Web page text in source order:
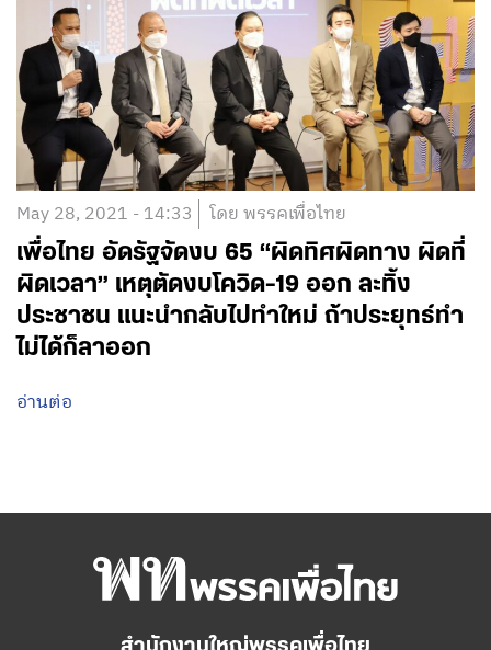
May 28, 2021 - 14:33 โดย พรรคเพื่อไทย
เพื่อไทย อัดรัฐจัดงบ 65 “ผิดทิศผิดทาง ผิดที่
ผิดเวลา” เหตุตัดงบโควิด-19 ออก ละทิ้ง
ประชาชน แนะนำกลับไปทำใหม่ ถ้าประยุทธ์ทำ
ไม่ได้ก็ลาออก
อ่านต่อ